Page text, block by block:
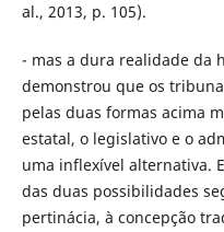
al., 2013, p. 105).
- mas a dura realidade da
demonstrou que os
pelas duas formas acima
estatal, o legislativo e o
uma inflexível alternativa.
das duas possibilidades
pertinácia, à concepção